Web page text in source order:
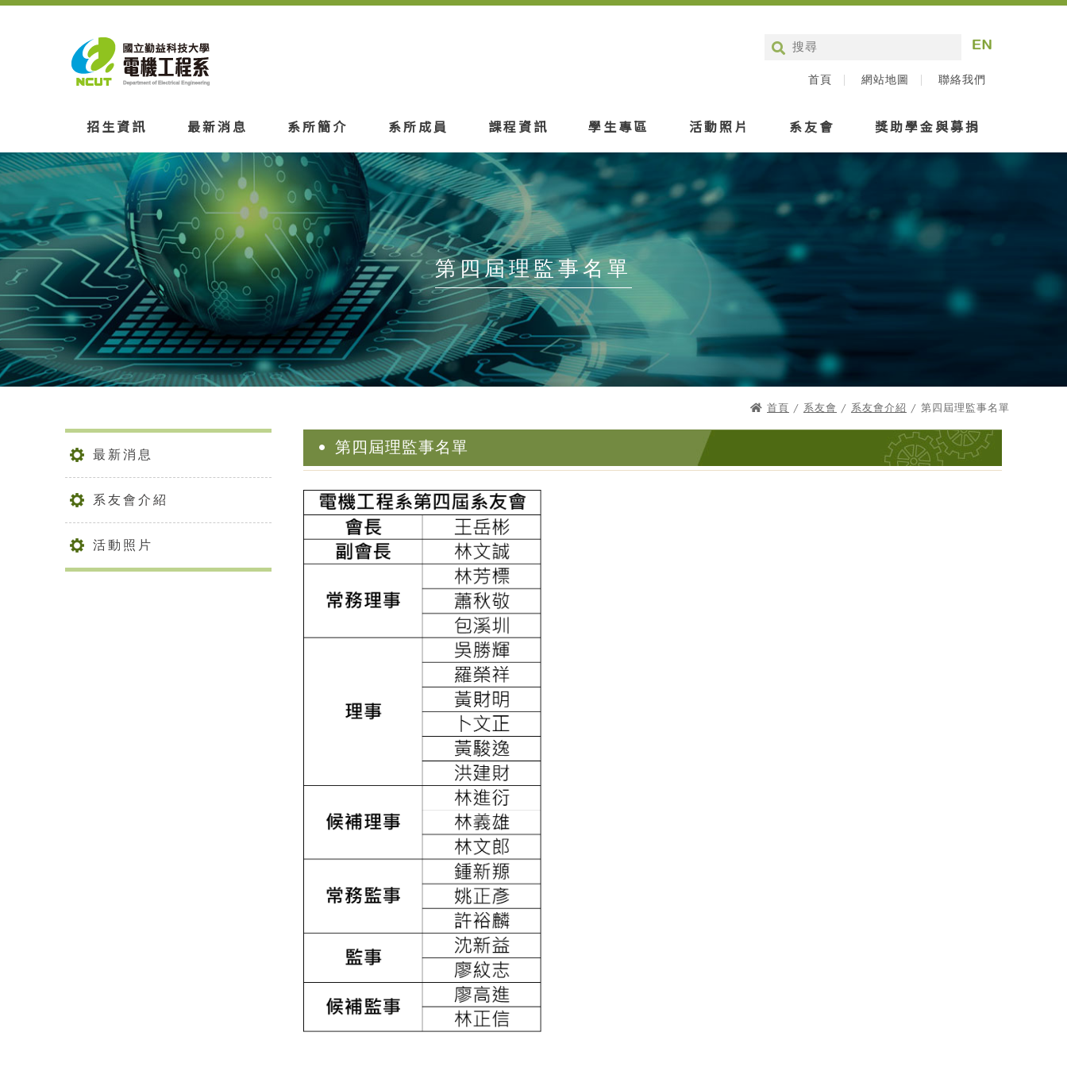
首頁 網站地圖 聯絡我們
招生資訊 最新消息 系所簡介 系所成員 課程資訊 學生專區 活動照片 系友會 獎助學金與募捐
第四屆理監事名單
首頁 / 系友會 / 系友會介紹 / 第四屆理監事名單
最新消息
系友會介紹
活動照片
第四屆理監事名單